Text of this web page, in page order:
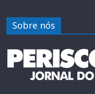
Sobre nós